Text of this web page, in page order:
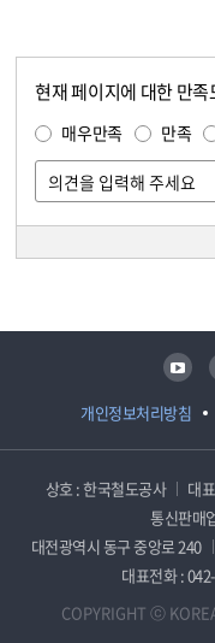
현재 페이지에 대한 만
매우만족 만족
개인정보처리방침
유튜브
상호 : 한국철도공사 대
통신판매
대전광역시 동구 중앙로 240
대표전화 :
COPYRIGHT ⓒ